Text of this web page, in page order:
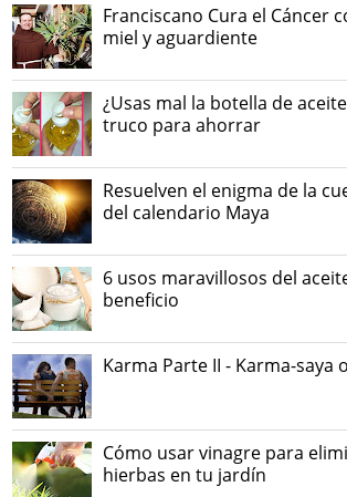
Franciscano Cura el Cáncer
miel y aguardiente
¿Usas mal la botella de
truco para ahorrar
Resuelven el enigma de la
del calendario Maya
6 usos maravillosos del
beneficio
Karma Parte II - Karma-saya
Cómo usar vinagre para
hierbas en tu jardín